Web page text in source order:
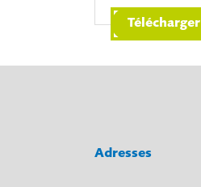
Télécharger
Adresses